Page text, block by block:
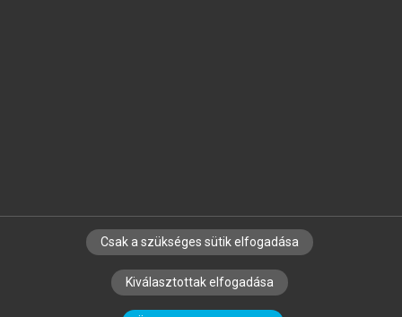
SZERZŐKNEK CÉGEKNEK KÖNYVTÁROSOKNAK
SZERKESZTÉSI ÉS LEKTORÁLÁSI ALAPELVEK
Csak a szükséges sütik elfogadása
Kiválasztottak elfogadása